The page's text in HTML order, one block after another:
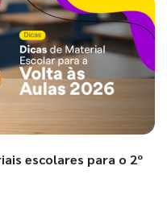
escolares para o 2º